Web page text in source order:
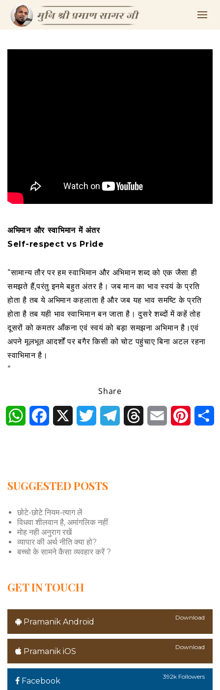
अभिमान और स्वाभिमान में अंतर
Self-respect vs Pride
“सामान्य तौर पर हम स्वाभिमान और अभिमान शब्द को एक जैसा ही
समझते हैं,परंतु इनमे बहुत अंतर है। जब मान का भाव स्वयं के प्रति
होता है तब ये अभिमान कहलाता है और जब यह भाव समष्टि के प्रति
होता है तब यही भाव स्वाभिमान बन जाता है। दुसरे शब्दों में कहें तोह
दूसरों को कमतर आँकना एवं स्वयं को बड़ा समझना अभिमान है।एवं
अपने मूलभूत आदर्शों पर बगैर किसी को चोट पहुंचाए बिना अटल रहना
स्वाभिमान है।
“
Share
WhatsAppFacebook Twitter TelegramThreadsEmail
SUGGESTED POSTS
छोटे-छोटे नियम-त्याग लें
विधवा शीलवान है, अमांगलिक नहीं
मोह नही अनुराग रखें
व्यापार की अर्थ नीति क्या हो?
बच्चो के सामने कैसा व्यवहार करें ?
GET IN TOUCH
Pramanik Android Download
Pramanik iOS Download
Facebook 392k Followers